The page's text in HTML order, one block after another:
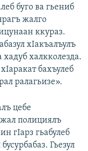
буго ва гьениб
жалго
ккураз.
хIакъалъулъ
халкколезда.
бахъулеб
ралагьизе».
цебе
полициялъ
гIарз гьабулеб
Гьезул